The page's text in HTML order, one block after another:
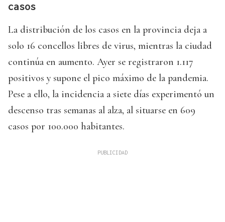
casos
La distribución de los casos en la provincia deja a
solo 16 concellos libres de virus, mientras la ciudad
continúa en aumento. Ayer se registraron 1.117
positivos y supone el pico máximo de la pandemia.
Pese a ello, la incidencia a siete días experimentó un
descenso tras semanas al alza, al situarse en 609
casos por 100.000 habitantes.